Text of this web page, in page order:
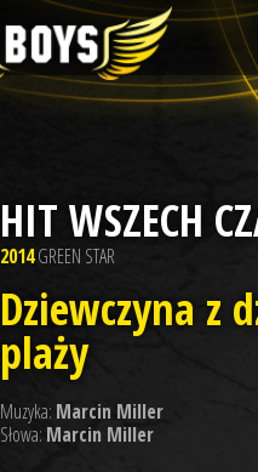
HIT WSZECH
2014GREEN STAR
Dziewczyna z
plaży
Muzyka: Marcin Miller
Słowa: Marcin Miller